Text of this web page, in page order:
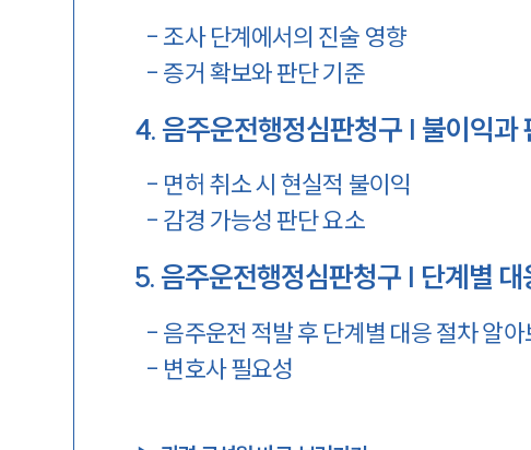
- 조사 단계에서의 진술 영향
- 증거 확보와 판단 기준
4.음주운전행정심판청구 | 불이익과
- 면허 취소 시 현실적 불이익
- 감경 가능성 판단 요소
5.음주운전행정심판청구 | 단계별 대
- 음주운전 적발 후 단계별 대응 절차 알아
- 변호사 필요성